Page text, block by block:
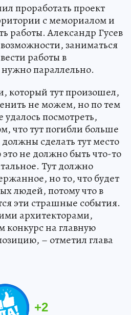
проработать проект
с мемориалом и
работы. Александр Гусев
заниматься
работы в
параллельно.
который тут произошел,
не можем, но по тем
посмотреть,
что тут погибли больше
сделать тут место
не должно быть что-то
Тут должно
но то, что будет
людей, потому что в
эти страшные события.
архитекторами,
конкурс на главную
– отметил глава
+2